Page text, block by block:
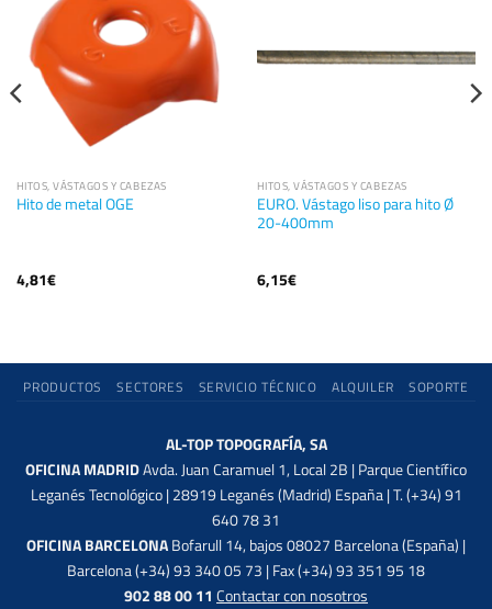
HITOS, VÁSTAGOS Y CABEZAS
Hito de metal OGE
4,81€
HITOS, VÁSTAGOS Y CABEZAS
EURO. Vástago liso para hito Ø
20-400mm
6,15€
PRODUCTOS SECTORES SERVICIO TÉCNICO ALQUILER SOPORTE
AL-TOP TOPOGRAFÍA, SA
OFICINA MADRIDAvda. Juan Caramuel 1, Local 2B | Parque Científico
Leganés Tecnológico | 28919 Leganés (Madrid) España | T. (+34) 91
640 78 31
OFICINA BARCELONABofarull 14, bajos 08027 Barcelona (España) |
Barcelona (+34) 93 340 05 73 | Fax (+34) 93 351 95 18
902 88 00 11 Contactar con nosotros